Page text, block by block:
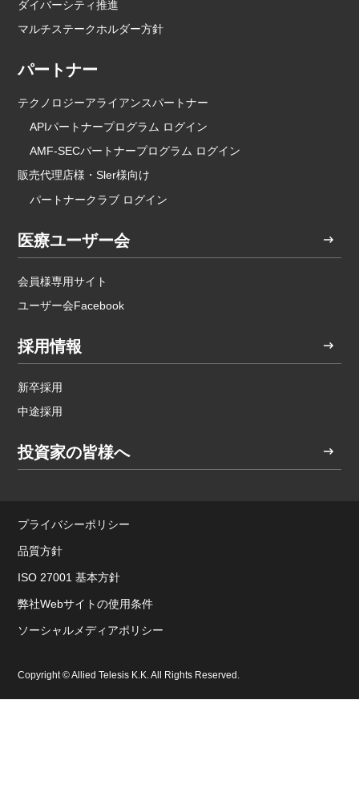
ダイバーシティ推進
マルチステークホルダー方針
パートナー
テクノロジーアライアンスパートナー
APIパートナープログラム ログイン
AMF-SECパートナープログラム ログイン
販売代理店様・Sler様向け
パートナークラブ ログイン
医療ユーザー会
会員様専用サイト
ユーザー会Facebook
採用情報
新卒採用
中途採用
投資家の皆様へ
プライバシーポリシー
品質方針
ISO 27001 基本方針
弊社Webサイトの使用条件
ソーシャルメディアポリシー
Copyright © Allied Telesis K.K. All Rights Reserved.